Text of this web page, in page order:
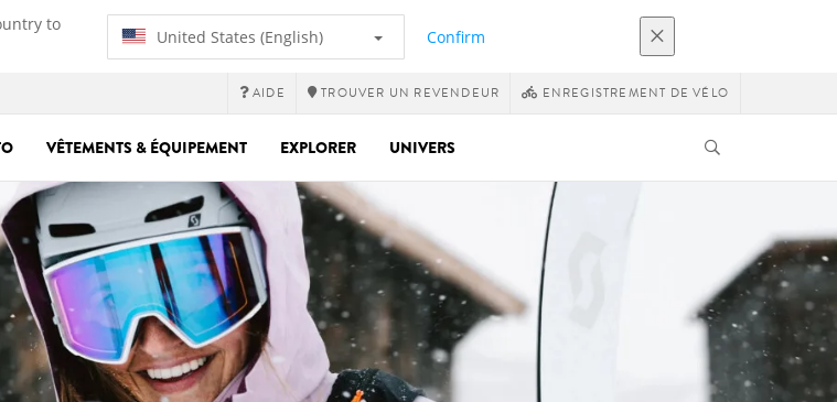
to
United States (English) Confirm
AIDE TROUVER UN REVENDEUR ENREGISTREMENT DE VÉLO
VÊTEMENTS & ÉQUIPEMENT EXPLORER UNIVERS